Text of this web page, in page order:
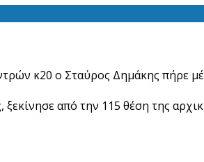
κ20 ο Σταύρος Δημάκης πήρε
από την 115 θέση της